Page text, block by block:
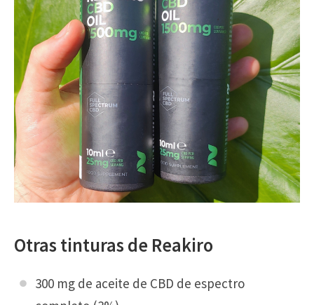
Otras tinturas de Reakiro
300 mg de aceite de CBD de espectro